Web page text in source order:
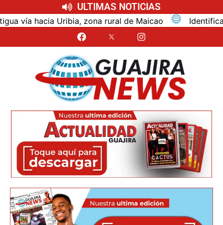
ULTIMAS NOTICIAS
zona rural de Maicao Identifican al turista